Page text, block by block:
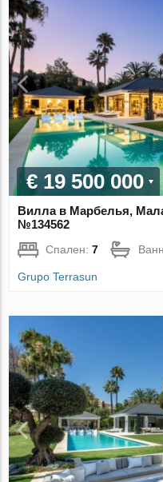
€ 19 500 000
Вилла в Марбелья,
№134562
Спален:7
Grupo Terrasun